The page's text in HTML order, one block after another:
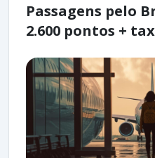
Passagens pelo
2.600 pontos +